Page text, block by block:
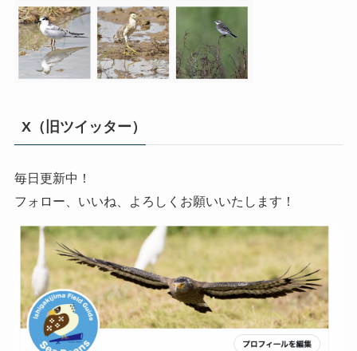
X（旧ツイッター）
毎日更新中！
フォロー、いいね、よろしくお願いいたします！